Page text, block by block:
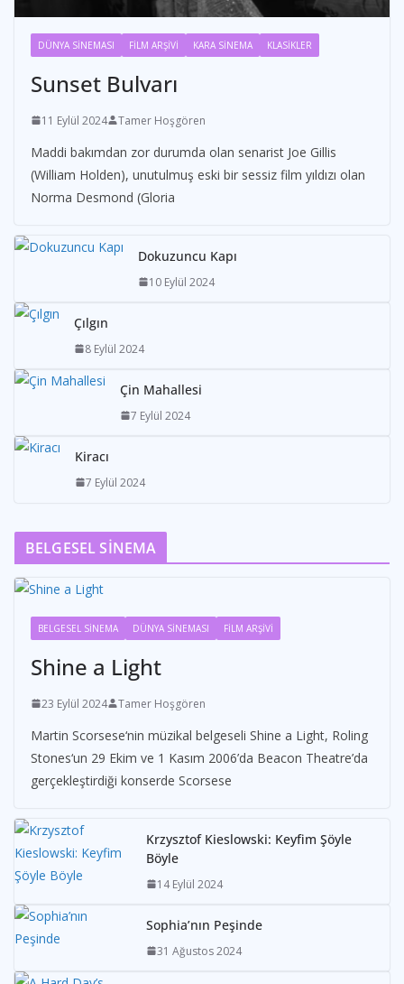
DÜNYA SİNEMASI FİLM ARŞİVİ KARA SİNEMA KLASİKLER
Sunset Bulvarı
11 Eylül 2024 Tamer Hoşgören
Maddi bakımdan zor durumda olan senarist Joe Gillis
(William Holden), unutulmuş eski bir sessiz film yıldızı olan
Norma Desmond (Gloria
Dokuzuncu Kapı
10 Eylül 2024
Çılgın
8 Eylül 2024
Çin Mahallesi
7 Eylül 2024
Kiracı
7 Eylül 2024
BELGESEL SİNEMA
BELGESEL SİNEMA DÜNYA SİNEMASI FİLM ARŞİVİ
Shine a Light
23 Eylül 2024 Tamer Hoşgören
Martin Scorsese‘nin müzikal belgeseli Shine a Light, Roling
Stones‘un 29 Ekim ve 1 Kasım 2006’da Beacon Theatre’da
gerçekleştirdiği konserde Scorsese
Krzysztof Kieslowski: Keyfim Şöyle
Böyle
14 Eylül 2024
Sophia’nın Peşinde
31 Ağustos 2024